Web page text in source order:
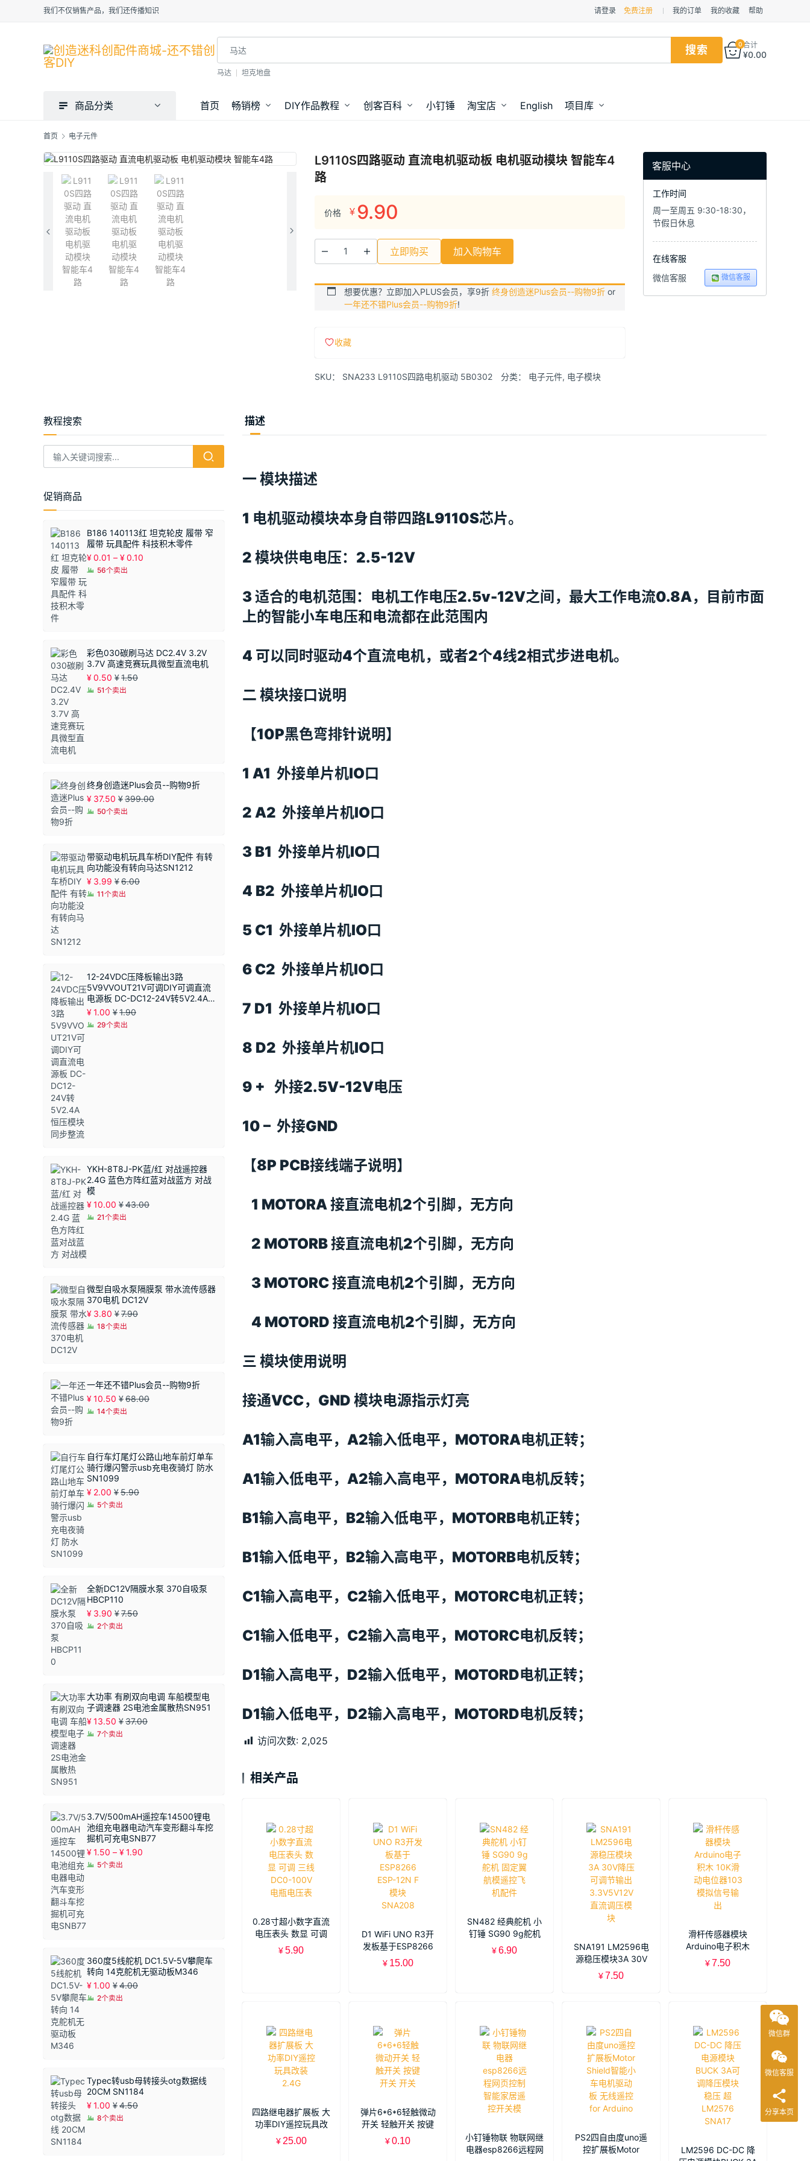
我们不仅销售产品，我们还传播知识 请登录 免费注册 我的订单 我的收藏 帮助
马达 坦克地盘
0合计
¥0.00
商品分类 首页 畅销榜 DIY作品教程 创客百科 小钉锤 淘宝店 English 项目库
首页 电子元件
L9110S四路驱动 直流电机驱动板 电机驱动模块 智能车4
路
价格 ¥ 9.90
立即购买 加入购物车
想要优惠？立即加入PLUS会员，享9折 终身创造迷Plus会员--购物9折 or
一年还不错Plus会员--购物9折!
收藏
SKU： SNA233 L9110S四路电机驱动 5B0302 分类： 电子元件, 电子模块
客服中心
工作时间
周一至周五 9:30-18:30，
节假日休息
在线客服
微信客服
微信客服
描述
一 模块描述
1 电机驱动模块本身自带四路L9110S芯片。
2 模块供电电压：2.5-12V
3 适合的电机范围：电机工作电压2.5v-12V之间，最大工作电流0.8A，目前市面
上的智能小车电压和电流都在此范围内
4 可以同时驱动4个直流电机，或者2个4线2相式步进电机。
二 模块接口说明
【10P黑色弯排针说明】
1 A1 外接单片机IO口
2 A2 外接单片机IO口
3 B1 外接单片机IO口
4 B2 外接单片机IO口
5 C1 外接单片机IO口
6 C2 外接单片机IO口
7 D1 外接单片机IO口
8 D2 外接单片机IO口
9 + 外接2.5V-12V电压
10 – 外接GND
【8P PCB接线端子说明】
1 MOTORA 接直流电机2个引脚，无方向
2 MOTORB 接直流电机2个引脚，无方向
3 MOTORC 接直流电机2个引脚，无方向
4 MOTORD 接直流电机2个引脚，无方向
三 模块使用说明
接通VCC，GND 模块电源指示灯亮
A1输入高电平，A2输入低电平，MOTORA电机正转；
A1输入低电平，A2输入高电平，MOTORA电机反转；
B1输入高电平，B2输入低电平，MOTORB电机正转；
B1输入低电平，B2输入高电平，MOTORB电机反转；
C1输入高电平，C2输入低电平，MOTORC电机正转；
C1输入低电平，C2输入高电平，MOTORC电机反转；
D1输入高电平，D2输入低电平，MOTORD电机正转；
D1输入低电平，D2输入高电平，MOTORD电机反转；
访问次数: 2,025
相关产品
0.28寸超小数字直流
电压表头 数显 可调
三线DC0-100V 电瓶
¥5.90
D1 WiFi UNO R3开
发板基于ESP8266
ESP-12N F 模块
¥ 15.00
SN482 经典舵机 小
钉锤 SG90 9g舵机
固定翼航模遥控飞机
¥6.90
SNA191 LM2596电
源稳压模块3A 30V
降压可调节输出
¥7.50
滑杆传感器模块
Arduino电子积木
10K滑动电位器103
¥7.50
四路继电器扩展板 大
功率DIY遥控玩具改
装2.4G
¥ 25.00
弹片6*6*6轻触微动
开关 轻触开关 按键
开关 开关
¥0.10
小钉锤物联 物联网继
电器esp8266远程网
PS2四自由度uno遥
控扩展板Motor
LM2596 DC-DC 降
教程搜索
促销商品
B186 140113红 坦克轮皮 履带 窄
履带 玩具配件 科技积木零件
¥0.01 – ¥0.10
56个卖出
彩色030碳刷马达 DC2.4V 3.2V
3.7V 高速竞赛玩具微型直流电机
¥0.50 ¥1.50
51个卖出
终身创造迷Plus会员--购物9折
¥ 37.50 ¥399.00
50个卖出
带驱动电机玩具车桥DIY配件 有转
向功能没有转向马达SN1212
¥ 3.99 ¥6.00
11个卖出
12-24VDC压降板输出3路
5V9VVOUT21V可调DIY可调直流
电源板 DC-DC12-24V转5V2.4A恒
压模块 同步整流
¥1.00 ¥1.90
29个卖出
YKH-8T8J-PK蓝/红 对战遥控器
2.4G 蓝色方阵红蓝对战蓝方 对战
模
¥10.00 ¥43.00
21个卖出
微型自吸水泵隔膜泵 带水流传感器
370电机 DC12V
¥ 3.80 ¥7.90
18个卖出
一年还不错Plus会员--购物9折
¥10.50 ¥68.00
14个卖出
自行车灯尾灯公路山地车前灯单车
骑行爆闪警示usb充电夜骑灯 防水
SN1099
¥ 2.00 ¥5.90
5个卖出
全新DC12V隔膜水泵 370自吸泵
HBCP110
¥ 3.90 ¥7.50
2个卖出
大功率 有刷双向电调 车船模型电
子调速器 2S电池金属散热SN951
¥13.50 ¥37.00
7个卖出
3.7V/500mAH遥控车14500锂电
池组充电器电动汽车变形翻斗车挖
掘机可充电SNB77
¥1.50 – ¥1.90
5个卖出
360度5线舵机 DC1.5V-5V攀爬车
转向 14克舵机无驱动板M346
¥1.00 ¥4.00
2个卖出
Typec转usb母转接头otg数据线
20CM SN1184
¥1.00 ¥4.50
8个卖出
微信群
微信客服
分享本页